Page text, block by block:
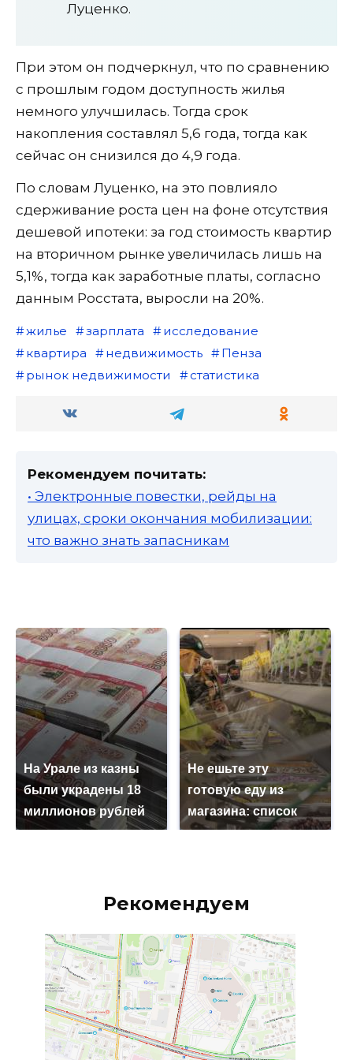
Луценко.
При этом он подчеркнул, что по сравнению
с прошлым годом доступность жилья
немного улучшилась. Тогда срок
накопления составлял 5,6 года, тогда как
сейчас он снизился до 4,9 года.
По словам Луценко, на это повлияло
сдерживание роста цен на фоне отсутствия
дешевой ипотеки: за год стоимость квартир
на вторичном рынке увеличилась лишь на
5,1%, тогда как заработные платы, согласно
данным Росстата, выросли на 20%.
жилье зарплата
исследование
квартира
недвижимость
Пенза
рынок недвижимости
статистика
Рекомендуем почитать:
• Электронные повестки, рейды на
улицах, сроки окончания мобилизации:
что важно знать запасникам
На Урале из казны
были украдены 18
миллионов рублей
Не ешьте эту
готовую еду из
магазина: список
Рекомендуем